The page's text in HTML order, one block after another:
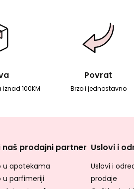
100KM
Povrat
Brzo i jednostavno
naš prodajni partner
u apotekama
u parfimeriji
Uslovi i
Uslovi i
prodaje